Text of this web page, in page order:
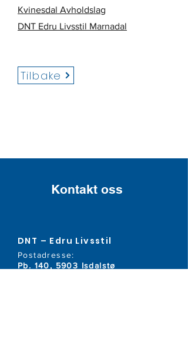
Kvinesdal Avholdslag
DNT Edru Livsstil Marnadal
Tilbake
Kontakt oss
DNT – Edru Livsstil
Postadresse:
Pb. 140, 5903 Isdalstø